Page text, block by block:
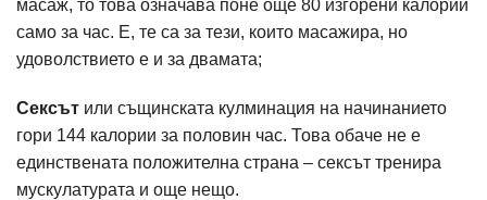
масаж, то това означава поне още 80 изгорени калории
само за час. Е, те са за тези, които масажира, но
удоволствието е и за двамата;
Сексът или същинската кулминация на начинанието
гори 144 калории за половин час. Това обаче не е
единствената положителна страна – сексът тренира
мускулатурата и още нещо.